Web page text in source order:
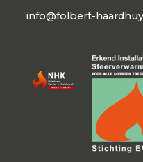
info@folbert-